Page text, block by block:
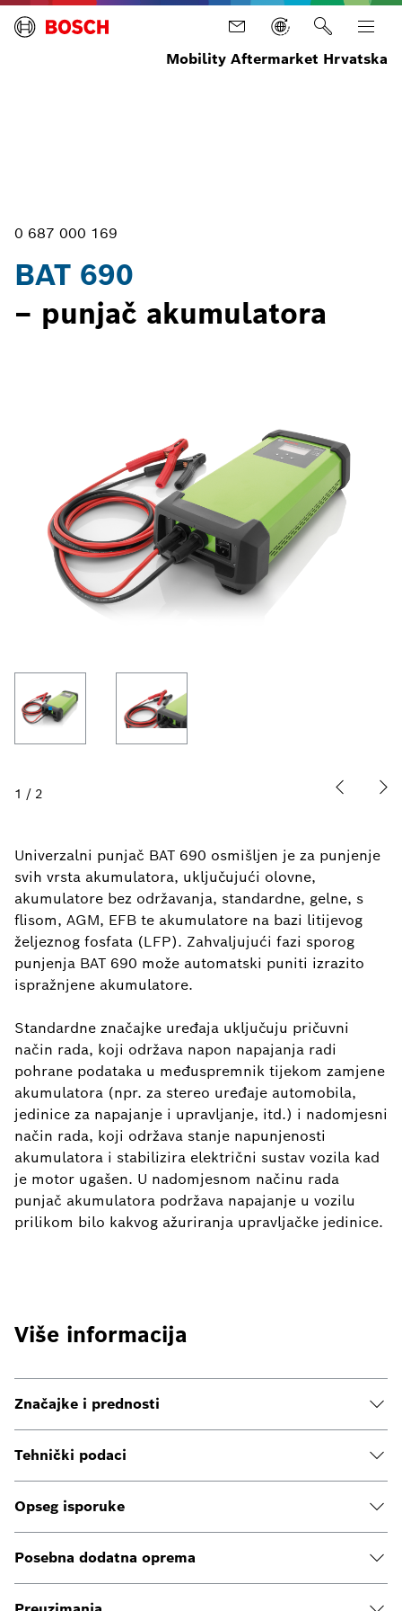
Mobility Aftermarket Hrvatska
0 687 000 169
BAT 690
– punjač akumulatora
1 / 2
Univerzalni punjač BAT 690 osmišljen je za punjenje
svih vrsta akumulatora, uključujući olovne,
akumulatore bez održavanja, standardne, gelne, s
flisom, AGM, EFB te akumulatore na bazi litijevog
željeznog fosfata (LFP). Zahvaljujući fazi sporog
punjenja BAT 690 može automatski puniti izrazito
ispražnjene akumulatore.
Standardne značajke uređaja uključuju pričuvni
način rada, koji održava napon napajanja radi
pohrane podataka u međuspremnik tijekom zamjene
akumulatora (npr. za stereo uređaje automobila,
jedinice za napajanje i upravljanje, itd.) i nadomjesni
način rada, koji održava stanje napunjenosti
akumulatora i stabilizira električni sustav vozila kad
je motor ugašen. U nadomjesnom načinu rada
punjač akumulatora podržava napajanje u vozilu
prilikom bilo kakvog ažuriranja upravljačke jedinice.
Više informacija
Značajke i prednosti
Tehnički podaci
Opseg isporuke
Posebna dodatna oprema